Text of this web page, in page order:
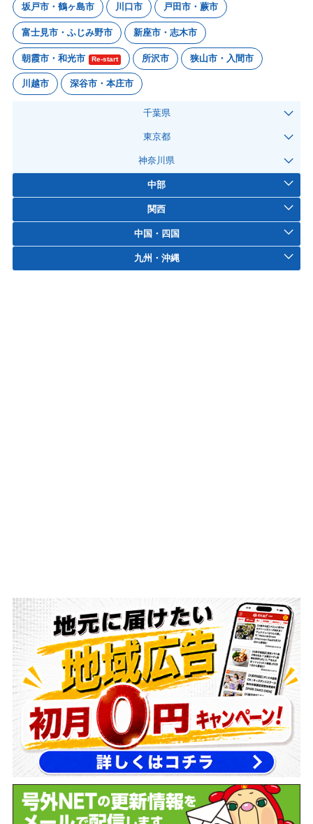
坂戸市・鶴ヶ島市 川口市 戸田市・蕨市
富士見市・ふじみ野市 新座市・志木市
朝霞市・和光市 Re-start 所沢市 狭山市・入間市
川越市 深谷市・本庄市
千葉県
東京都
神奈川県
中部
関西
中国・四国
九州・沖縄